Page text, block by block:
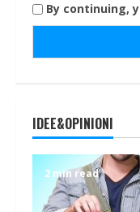
By continuing,
IDEE&OPINIONI
2 min read